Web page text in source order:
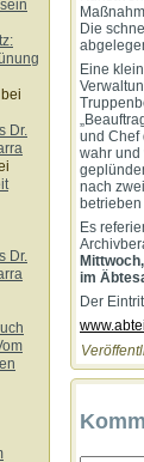
bei
Dr.
Dr.
Die
Eine
und Chef
wahr und
nach
Es
im
Der